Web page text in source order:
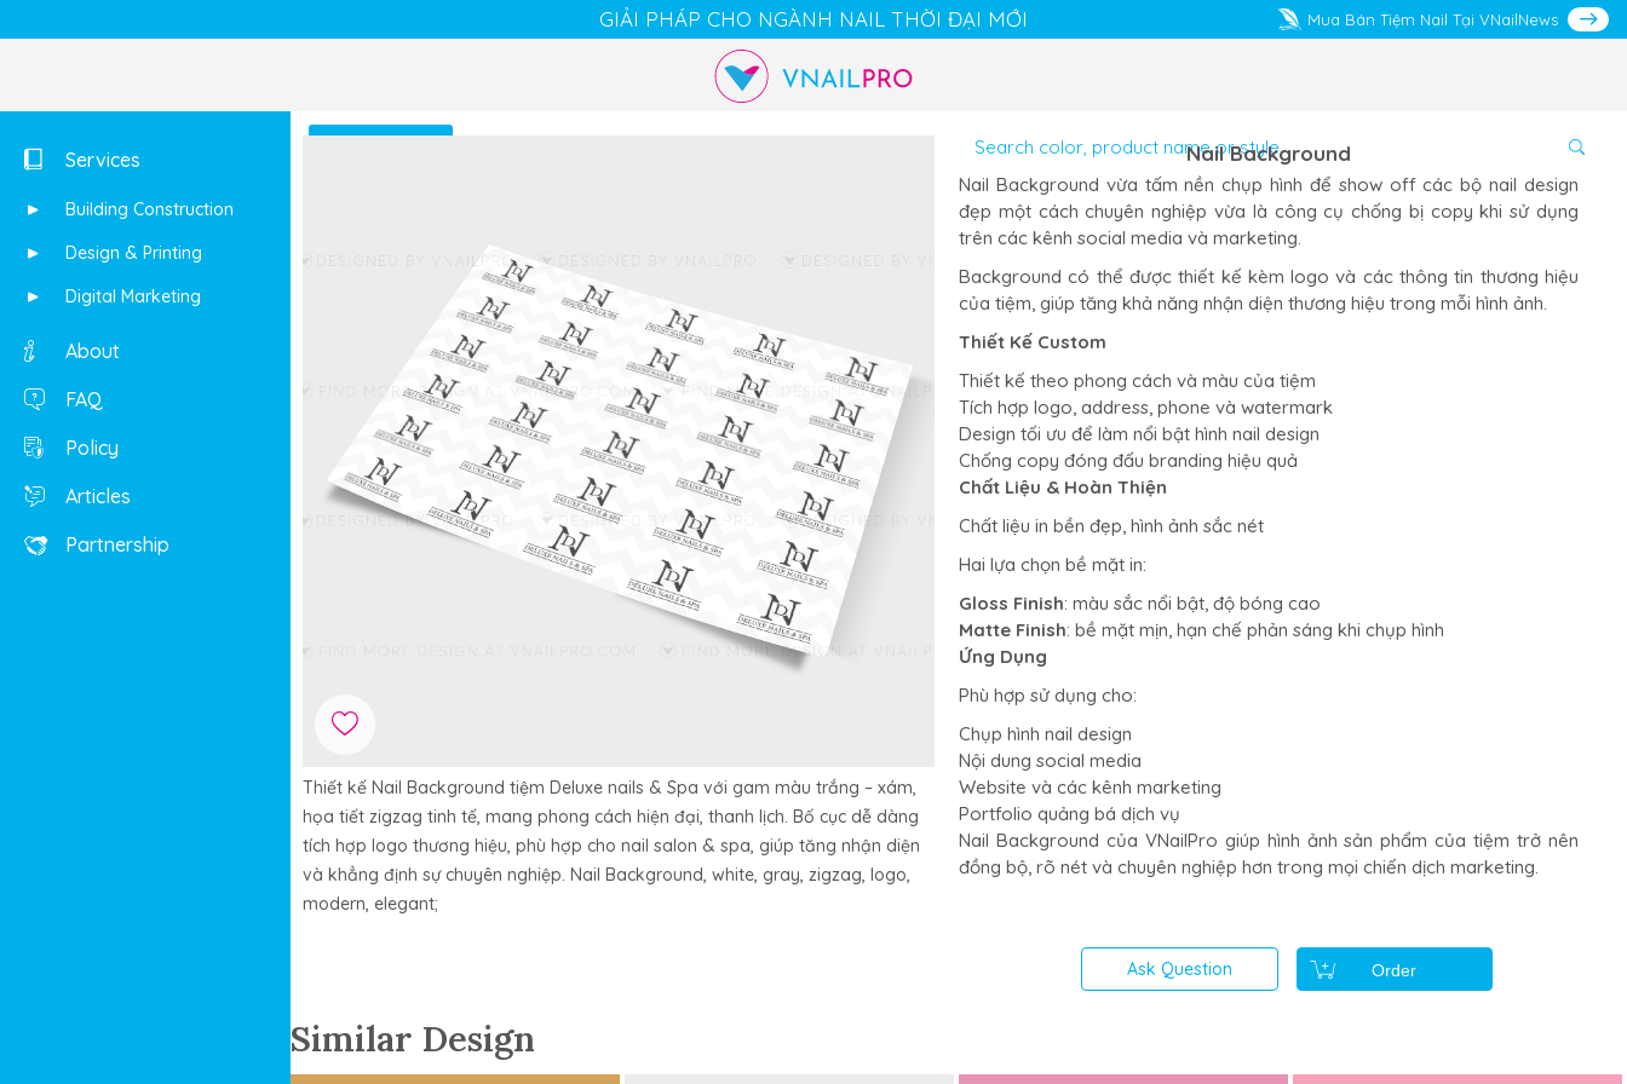
GIẢI PHÁP CHO NGÀNH NAIL THỜI ĐẠI MỚI Mua Bán Tiệm Nail Tại VNailNews
Services
Building Construction
Design & Printing
Digital Marketing
About
FAQ
Policy
Articles
Partnership
Thiết kế Nail Background tiệm Deluxe nails & Spa với gam màu trắng – xám,
họa tiết zigzag tinh tế, mang phong cách hiện đại, thanh lịch. Bố cục dễ dàng
tích hợp logo thương hiệu, phù hợp cho nail salon & spa, giúp tăng nhận diện
và khẳng định sự chuyên nghiệp. Nail Background, white, gray, zigzag, logo,
modern, elegant;
Nail Background
Nail Background vừa tấm nền chụp hình để show off các bộ nail design
đẹp một cách chuyên nghiệp vừa là công cụ chống bị copy khi sử dụng
trên các kênh social media và marketing.
Background có thể được thiết kế kèm logo và các thông tin thương hiệu
của tiệm, giúp tăng khả năng nhận diện thương hiệu trong mỗi hình ảnh.
Thiết Kế Custom
Thiết kế theo phong cách và màu của tiệm
Tích hợp logo, address, phone và watermark
Design tối ưu để làm nổi bật hình nail design
Chống copy đóng đấu branding hiệu quả
Chất Liệu & Hoàn Thiện
Chất liệu in bền đẹp, hình ảnh sắc nét
Hai lựa chọn bề mặt in:
Gloss Finish: màu sắc nổi bật, độ bóng cao
Matte Finish: bề mặt mịn, hạn chế phản sáng khi chụp hình
Ứng Dụng
Phù hợp sử dụng cho:
Chụp hình nail design
Nội dung social media
Website và các kênh marketing
Portfolio quảng bá dịch vụ
Nail Background của VNailPro giúp hình ảnh sản phẩm của tiệm trở nên
đồng bộ, rõ nét và chuyên nghiệp hơn trong mọi chiến dịch marketing.
Ask Question Order
Similar Design